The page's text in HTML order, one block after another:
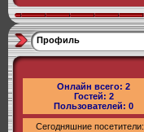
Профиль
Онлайн всего: 2
Гостей: 2
Пользователей: 0
Сегодняшние посетители: